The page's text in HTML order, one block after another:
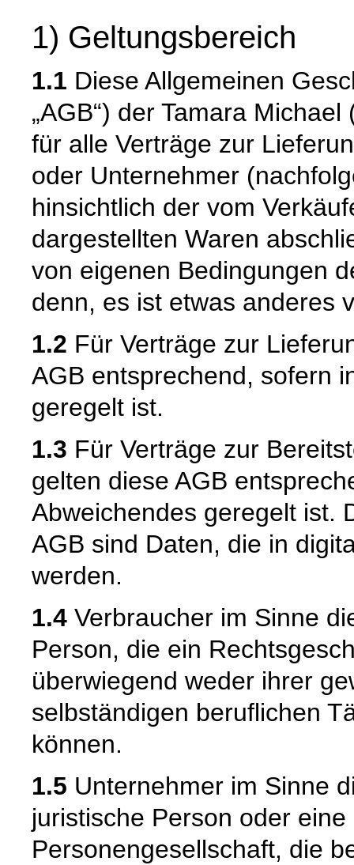
1) Geltungsbereich
1.1 Diese Allgemeinen
„AGB“) der Tamara
für alle Verträge zur
oder Unternehmer
hinsichtlich der vom
dargestellten Waren
von eigenen Bedingungen
denn, es ist etwas anderes
1.2 Für Verträge zur
AGB entsprechend, sofern
geregelt ist.
1.3 Für Verträge zur
gelten diese AGB
Abweichendes geregelt ist.
AGB sind Daten, die in
werden.
1.4 Verbraucher im Sinne
Person, die ein
überwiegend weder ihrer
selbständigen beruflichen
können.
1.5 Unternehmer im Sinne
juristische Person oder
Personengesellschaft, die